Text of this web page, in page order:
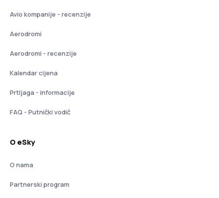
Avio kompanije - recenzije
Aerodromi
Aerodromi - recenzije
Kalendar cijena
Prtljaga - informacije
FAQ - Putnički vodič
O eSky
O nama
Partnerski program